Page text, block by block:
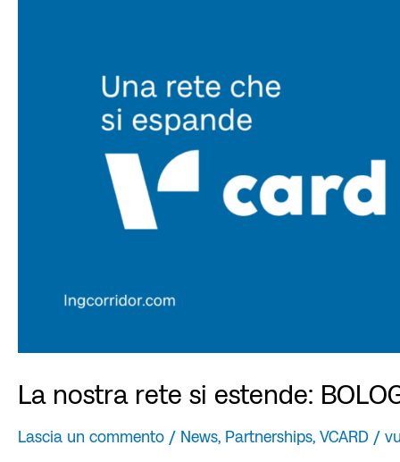
La nostra rete si estende:
Lascia un commento / News, Partnerships, VCARD /